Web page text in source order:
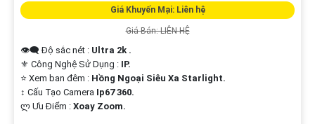
Giá Khuyến Mại: Liên hệ
Giá Bán: LIÊN HỆ
👁️‍🗨 Độ sắc nét : Ultra 2k .
⚜️ Công Nghệ Sử Dụng : IP.
⭐ Xem ban đêm : Hồng Ngoại Siêu Xa Starlight.
↕️ Cấu Tạo Camera Ip67 360.
️ლ Ưu Điểm : Xoay Zoom.